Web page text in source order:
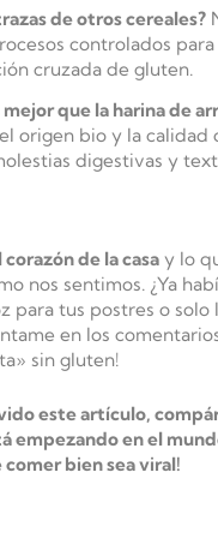
de otros cereales?
controlados
cruzada de gluten.
mejor que la harina de
origen bio y la calidad
digestivas y
corazón de la casa y lo
nos sentimos. ¿Ya
para tus postres o solo
en los
sin gluten!
este artículo,
empezando en el
comer bien sea viral!